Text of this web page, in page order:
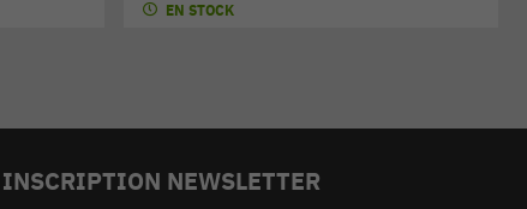
EN STOCK
INSCRIPTION NEWSLETTER